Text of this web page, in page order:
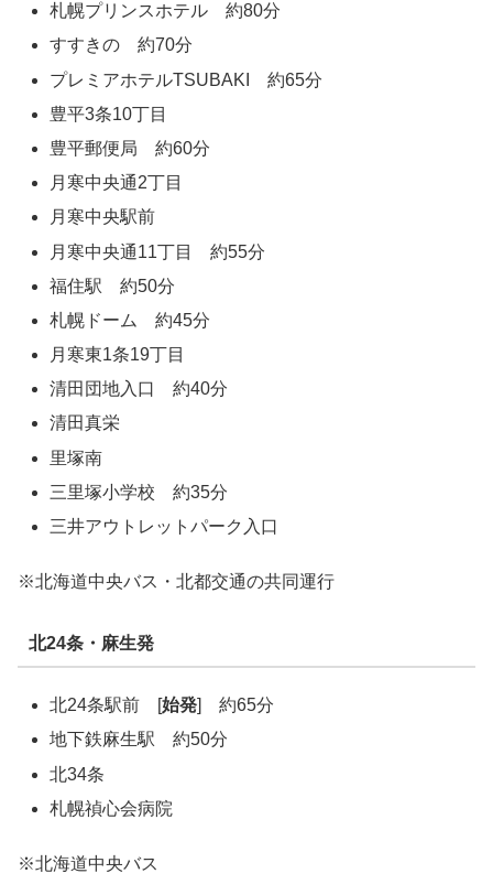
札幌プリンスホテル 約80分
すすきの 約70分
プレミアホテルTSUBAKI 約65分
豊平3条10丁目
豊平郵便局 約60分
月寒中央通2丁目
月寒中央駅前
月寒中央通11丁目 約55分
福住駅 約50分
札幌ドーム 約45分
月寒東1条19丁目
清田団地入口 約40分
清田真栄
里塚南
三里塚小学校 約35分
三井アウトレットパーク入口
※北海道中央バス・北都交通の共同運行
北24条・麻生発
北24条駅前 [始発] 約65分
地下鉄麻生駅 約50分
北34条
札幌禎心会病院
※北海道中央バス